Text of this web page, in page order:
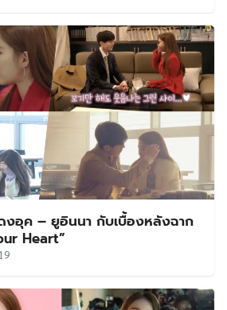
อุค – ยูอินนา กับเบื้องหลังฉาก
Heart”